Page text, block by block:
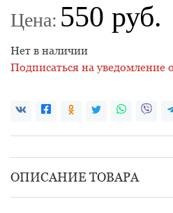
Цена: 550 руб.
Нет в наличии
Подписаться на уведомление
ОПИСАНИЕ ТОВАРА